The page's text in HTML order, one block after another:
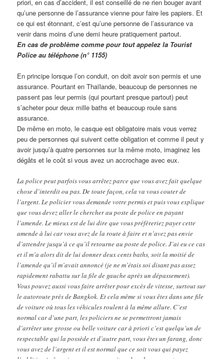
priori, en cas d’accident, il est conseillé de ne rien bouger avant
qu’une personne de l’assurance vienne pour faire les papiers. Et
ce qui est étonnant, c’est qu’une personne de l’assurance va
venir dans moins d’une demi heure pratiquement partout.
En cas de problème comme pour tout appelez la Tourist
Police au téléphone (n° 1155)
En principe lorsque l’on conduit, on doit avoir son permis et une
assurance. Pourtant en Thaïlande, beaucoup de personnes ne
passent pas leur permis (qui pourtant presque partout) peut
s’acheter pour deux mille baths et beaucoup roule sans
assurance.
De même en moto, le casque est obligatoire mais vous verrez
peu de personnes qui suivent cette obligation et comme il peut y
avoir jusqu’à quatre personnes sur la même moto, imaginez les
dégâts et le coût si vous avez un accrochage avec eux.
La police peut parfois vous arrêtez parce que vous avez fait quelque
chose d’interdit ou pas. De toute façon, cela va vous couter de
l’argent. Le policier vous demande votre permis et puis vous explique
que vous devez aller le chercher au poste de police en payant
l’amende. Le mieux est de lui dire que vous préfèreriez payer cette
amende à lui car vous avez de la route à faire et n’avez pas envie
d’attendre jusqu’à ce qu’il retourne au poste de police. J’ai eu ce cas
et il m’a alors dit de lui donner deux cents baths, soit la moitié de
l’amende qu’il m’avait annoncé (je ne m’étais soi disant pas assez
rapidement rabattu sur la file de gauche après un dépassement).
Vous pouvez aussi vous faire arrêter pour excès de vitesse, surtout sur
le autoroute près de Bangkok. Et cela même si vous êtes dans une file
de voiture où tous les véhicules roulent à la même allure. C’est
normal car d’une part, les policiers ne se permettront jamais
d’arrêter une grosse ou belle voiture car à priori c’est quelqu’un de
respectable qui la possède et d’autre part, vous êtes un farang, donc
vous avez de l’argent et il est normal que ce soit vous qui payez